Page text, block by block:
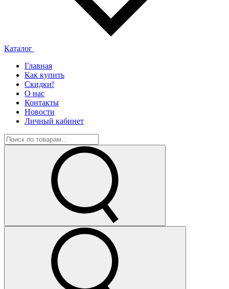
Каталог
Главная
Как купить
Скидки!
О нас
Контакты
Новости
Личный кабинет